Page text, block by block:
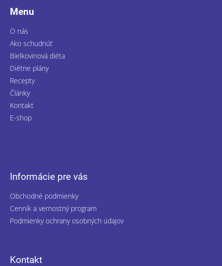
Menu
O nás
Ako schudnúť
Bielkovinová diéta
Diétne plány
Recepty
Články
Kontakt
E-shop
Informácie pre vás
Obchodné podmienky
Cenník a vernostný program
Podmienky ochrany osobných údajov
Kontakt